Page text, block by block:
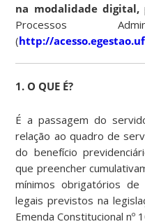
na modalidade digital,
Processos
(http://
1. O QUE É?
É a passagem do
relação ao quadro de
do benefício
que preencher
mínimos obrigatórios de
legais previstos na
Emenda Constitucional nº